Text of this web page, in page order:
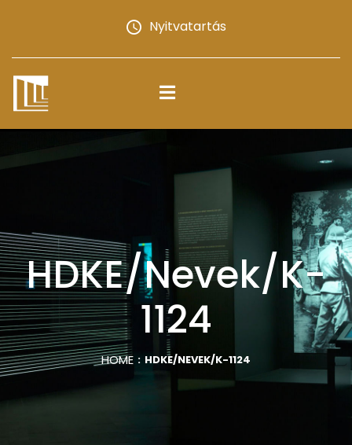
Nyitvatartás
HDKE/Nevek/K-
1124
HOME HDKE/NEVEK/K-1124